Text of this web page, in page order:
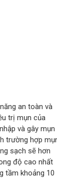
an toàn và
trị mụn của
và gây mụn
trường hợp
sạch sẽ hơn
độ cao nhất
tầm khoảng 10